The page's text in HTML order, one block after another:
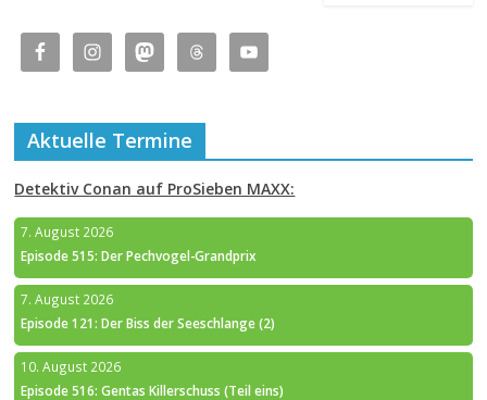
Aktuelle Termine
Detektiv Conan auf ProSieben MAXX:
7. August 2026
Episode 515: Der Pechvogel-Grandprix
7. August 2026
Episode 121: Der Biss der Seeschlange (2)
10. August 2026
Episode 516: Gentas Killerschuss (Teil eins)